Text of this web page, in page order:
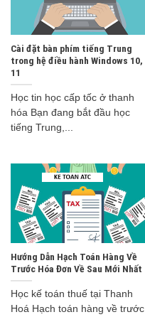
Cài đặt bàn phím tiếng Trung
trong hệ điều hành Windows 10,
11
Học tin học cấp tốc ở thanh
hóa Bạn đang bắt đầu học
tiếng Trung,...
Hướng Dẫn Hạch Toán Hàng Về
Trước Hóa Đơn Về Sau Mới Nhất
Học kế toán thuế tại Thanh
Hoá Hạch toán hàng về trước